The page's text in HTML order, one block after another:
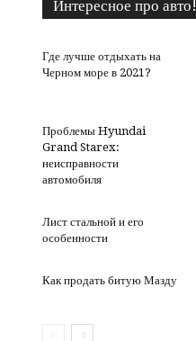
Интересное про авто!
Где лучше отдыхать на
Черном море в 2021?
Проблемы Hyundai
Grand Starex:
неисправности
автомобиля
Лист стальной и его
особенности
Как продать битую Мазду